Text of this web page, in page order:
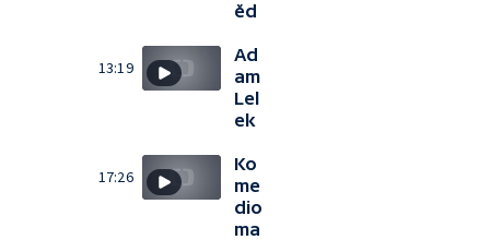
ěd
13:19
Ad
am
Lel
ek
17:26
Ko
me
dio
ma